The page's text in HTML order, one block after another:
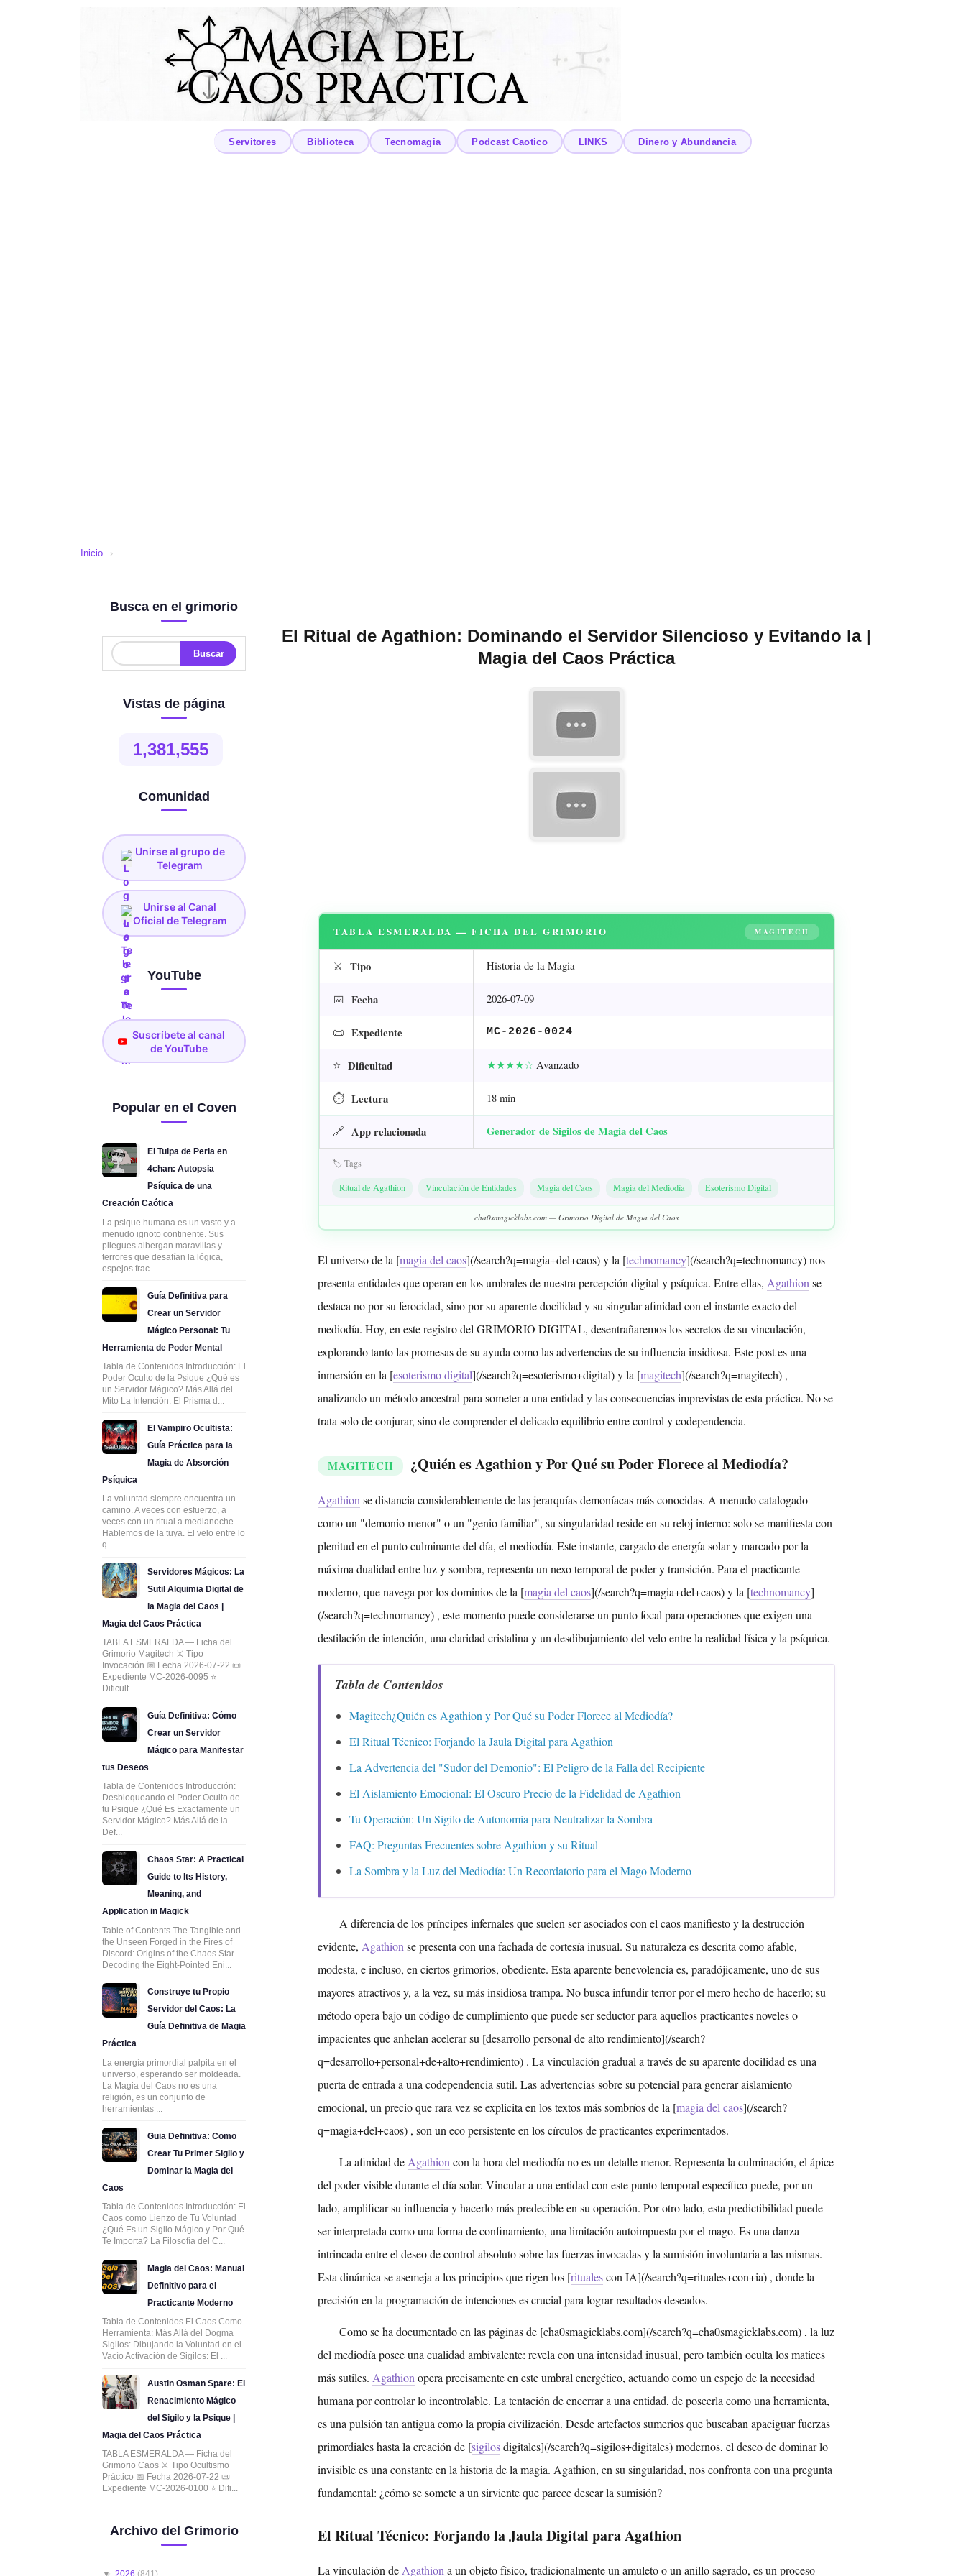
Servitores Biblioteca Tecnomagia Podcast Caotico LINKS Dinero y Abundancia
Inicio ›
El Ritual de Agathion: Dominando el Servidor Silencioso y Evitando la |
Magia del Caos Práctica
TABLA ESMERALDA — FICHA DEL GRIMORIO MAGITECH
⚔️ Tipo Historia de la Magia
📅 Fecha 2026-07-09
📜 Expediente MC-2026-0024
⭐ Dificultad ★★★★☆ Avanzado
⏱ Lectura 18 min
🔗 App relacionada Generador de Sigilos de Magia del Caos
🏷️ Tags
Ritual de Agathion
Vinculación de Entidades Magia del Caos Magia del Mediodía Esoterismo Digital
cha0smagicklabs.com — Grimorio Digital de Magia del Caos
El universo de la [magia del caos](/search?q=magia+del+caos) y la [technomancy](/search?q=technomancy) nos
presenta entidades que operan en los umbrales de nuestra percepción digital y psíquica. Entre ellas, Agathion se
destaca no por su ferocidad, sino por su aparente docilidad y su singular afinidad con el instante exacto del
mediodía. Hoy, en este registro del GRIMORIO DIGITAL, desentrañaremos los secretos de su vinculación,
explorando tanto las promesas de su ayuda como las advertencias de su influencia insidiosa. Este post es una
inmersión en la [esoterismo digital](/search?q=esoterismo+digital) y la [magitech](/search?q=magitech) ,
analizando un método ancestral para someter a una entidad y las consecuencias imprevistas de esta práctica. No se
trata solo de conjurar, sino de comprender el delicado equilibrio entre control y codependencia.
MAGITECH ¿Quién es Agathion y Por Qué su Poder Florece al Mediodía?
Agathion se distancia considerablemente de las jerarquías demoníacas más conocidas. A menudo catalogado
como un "demonio menor" o un "genio familiar", su singularidad reside en su reloj interno: solo se manifiesta con
plenitud en el punto culminante del día, el mediodía. Este instante, cargado de energía solar y marcado por la
máxima dualidad entre luz y sombra, representa un nexo temporal de poder y transición. Para el practicante
moderno, que navega por los dominios de la [magia del caos](/search?q=magia+del+caos) y la [technomancy]
(/search?q=technomancy) , este momento puede considerarse un punto focal para operaciones que exigen una
destilación de intención, una claridad cristalina y un desdibujamiento del velo entre la realidad física y la psíquica.
Tabla de Contenidos
Magitech¿Quién es Agathion y Por Qué su Poder Florece al Mediodía?
El Ritual Técnico: Forjando la Jaula Digital para Agathion
La Advertencia del "Sudor del Demonio": El Peligro de la Falla del Recipiente
El Aislamiento Emocional: El Oscuro Precio de la Fidelidad de Agathion
Tu Operación: Un Sigilo de Autonomía para Neutralizar la Sombra
FAQ: Preguntas Frecuentes sobre Agathion y su Ritual
La Sombra y la Luz del Mediodía: Un Recordatorio para el Mago Moderno
A diferencia de los príncipes infernales que suelen ser asociados con el caos manifiesto y la destrucción
evidente, Agathion se presenta con una fachada de cortesía inusual. Su naturaleza es descrita como afable,
modesta, e incluso, en ciertos grimorios, obediente. Esta aparente benevolencia es, paradójicamente, uno de sus
mayores atractivos y, a la vez, su más insidiosa trampa. No busca infundir terror por el mero hecho de hacerlo; su
método opera bajo un código de cumplimiento que puede ser seductor para aquellos practicantes noveles o
impacientes que anhelan acelerar su [desarrollo personal de alto rendimiento](/search?
q=desarrollo+personal+de+alto+rendimiento) . La vinculación gradual a través de su aparente docilidad es una
puerta de entrada a una codependencia sutil. Las advertencias sobre su potencial para generar aislamiento
emocional, un precio que rara vez se explicita en los textos más sombríos de la [magia del caos](/search?
q=magia+del+caos) , son un eco persistente en los círculos de practicantes experimentados.
La afinidad de Agathion con la hora del mediodía no es un detalle menor. Representa la culminación, el ápice
del poder visible durante el día solar. Vincular a una entidad con este punto temporal específico puede, por un
lado, amplificar su influencia y hacerlo más predecible en su operación. Por otro lado, esta predictibilidad puede
ser interpretada como una forma de confinamiento, una limitación autoimpuesta por el mago. Es una danza
intrincada entre el deseo de control absoluto sobre las fuerzas invocadas y la sumisión involuntaria a las mismas.
Esta dinámica se asemeja a los principios que rigen los [ritualescon IA](/search?q=rituales+con+ia) , donde la
precisión en la programación de intenciones es crucial para lograr resultados deseados.
Como se ha documentado en las páginas de [cha0smagicklabs.com](/search?q=cha0smagicklabs.com) , la luz
del mediodía posee una cualidad ambivalente: revela con una intensidad inusual, pero también oculta los matices
más sutiles. Agathion opera precisamente en este umbral energético, actuando como un espejo de la necesidad
humana por controlar lo incontrolable. La tentación de encerrar a una entidad, de poseerla como una herramienta,
es una pulsión tan antigua como la propia civilización. Desde artefactos sumerios que buscaban apaciguar fuerzas
primordiales hasta la creación de [sigilosdigitales](/search?q=sigilos+digitales) modernos, el deseo de dominar lo
invisible es una constante en la historia de la magia. Agathion, en su singularidad, nos confronta con una pregunta
fundamental: ¿cómo se somete a un sirviente que parece desear la sumisión?
El Ritual Técnico: Forjando la Jaula Digital para Agathion
La vinculación de Agathion a un objeto físico, tradicionalmente un amuleto o un anillo sagrado, es un proceso
Busca en el grimorio
Vistas de página
1,381,555
Comunidad
Unirse al grupo de
Telegram
Unirse al Canal
Oficial de Telegram
YouTube
Suscríbete al canal
de YouTube
Popular en el Coven
El Tulpa de Perla en
4chan: Autopsia
Psíquica de una
Creación Caótica
La psique humana es un vasto y a
menudo ignoto continente. Sus
pliegues albergan maravillas y
terrores que desafían la lógica,
espejos frac...
Guía Definitiva para
Crear un Servidor
Mágico Personal: Tu
Herramienta de Poder Mental
Tabla de Contenidos Introducción: El
Poder Oculto de la Psique ¿Qué es
un Servidor Mágico? Más Allá del
Mito La Intención: El Prisma d...
El Vampiro Ocultista:
Guía Práctica para la
Magia de Absorción
Psíquica
La voluntad siempre encuentra un
camino. A veces con esfuerzo, a
veces con un ritual a medianoche.
Hablemos de la tuya. El velo entre lo
q...
Servidores Mágicos: La
Sutil Alquimia Digital de
la Magia del Caos |
Magia del Caos Práctica
TABLA ESMERALDA — Ficha del
Grimorio Magitech ⚔️ Tipo
Invocación 📅 Fecha 2026-07-22 📜
Expediente MC-2026-0095 ⭐
Dificult...
Guía Definitiva: Cómo
Crear un Servidor
Mágico para Manifestar
tus Deseos
Tabla de Contenidos Introducción:
Desbloqueando el Poder Oculto de
tu Psique ¿Qué Es Exactamente un
Servidor Mágico? Más Allá de la
Def...
Chaos Star: A Practical
Guide to Its History,
Meaning, and
Application in Magick
Table of Contents The Tangible and
the Unseen Forged in the Fires of
Discord: Origins of the Chaos Star
Decoding the Eight-Pointed Eni...
Construye tu Propio
Servidor del Caos: La
Guía Definitiva de Magia
Práctica
La energía primordial palpita en el
universo, esperando ser moldeada.
La Magia del Caos no es una
religión, es un conjunto de
herramientas ...
Guia Definitiva: Como
Crear Tu Primer Sigilo y
Dominar la Magia del
Caos
Tabla de Contenidos Introducción: El
Caos como Lienzo de Tu Voluntad
¿Qué Es un Sigilo Mágico y Por Qué
Te Importa? La Filosofía del C...
Magia del Caos: Manual
Definitivo para el
Practicante Moderno
Tabla de Contenidos El Caos Como
Herramienta: Más Allá del Dogma
Sigilos: Dibujando la Voluntad en el
Vacío Activación de Sigilos: El ...
Austin Osman Spare: El
Renacimiento Mágico
del Sigilo y la Psique |
Magia del Caos Práctica
TABLA ESMERALDA — Ficha del
Grimorio Caos ⚔️ Tipo Ocultismo
Práctico 📅 Fecha 2026-07-22 📜
Expediente MC-2026-0100 ⭐ Difi...
Archivo del Grimorio
▼ 2026 (841)